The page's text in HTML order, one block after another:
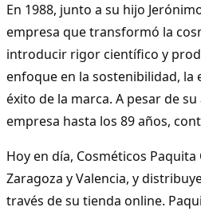
En 1988, junto a su hijo
empresa que transformó la
introducir rigor científico y
enfoque en la sostenibilidad, la
éxito de la marca. A pesar de
empresa hasta los 89 años,
Hoy en día, Cosméticos
Zaragoza y Valencia, y
través de su tienda online.